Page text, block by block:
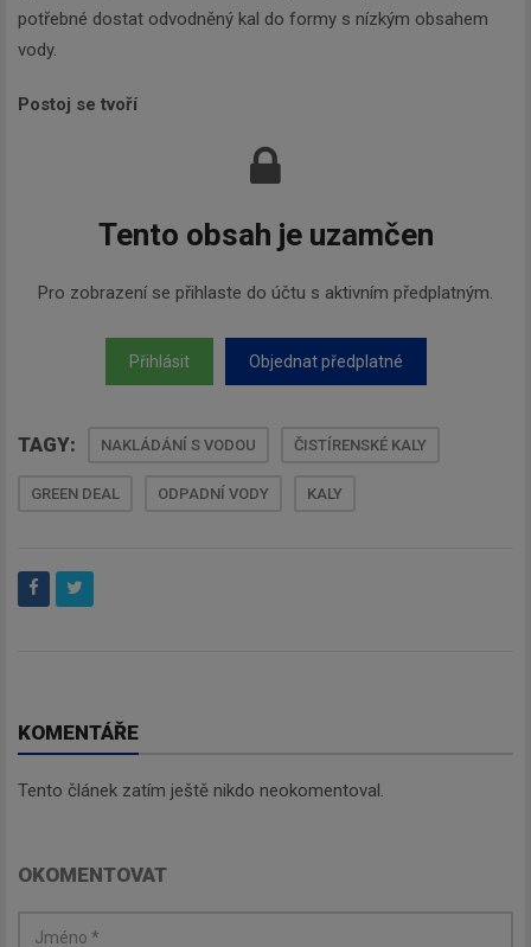
potřebné dostat odvodněný kal do formy s nízkým obsahem
vody.
Postoj se tvoří
Tento obsah je uzamčen
Pro zobrazení se přihlaste do účtu s aktivním předplatným.
Přihlásit Objednat předplatné
TAGY: NAKLÁDÁNÍ S VODOU ČISTÍRENSKÉ KALY
GREEN DEAL ODPADNÍ VODY KALY
KOMENTÁŘE
Tento článek zatím ještě nikdo neokomentoval.
OKOMENTOVAT
Newsletter